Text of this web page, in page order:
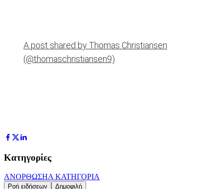
A post shared by Thomas Christiansen
(@thomaschristiansen9)
Κατηγορίες
ΑΝΟΡΘΩΣΗΑ ΚΑΤΗΓΟΡΙΑ
Ροή ειδήσεων Δημοφιλή